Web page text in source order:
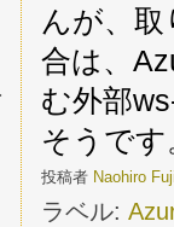
んが、
合は、
む外部
そうです
投稿者 Naohiro
ラベル: